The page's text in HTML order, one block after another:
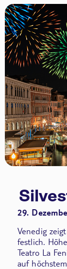
29.
Venedig
festlich.
Teatro La
auf